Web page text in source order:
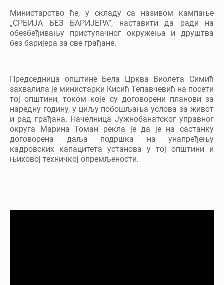
Министарство ће, у складу са називом кампање
„СРБИЈА БЕЗ БАРИЈЕРА”, наставити да ради на
обезбеђивању приступачног окружења и друштва
без баријера за све грађане.
Председница општине Бела Црква Виолета Симић
захвалила је министарки Кисић Тепавчевић на посети
тој општини, током које су договорени планови за
наредну годину, у циљу побошљања услова за живот
и рад грађана. Начелница Јужнобанатског управног
округа Марина Томан рекла је да је на састанку
договорена даља подршка на унапређењу
кадровских капацитета установа у тој општини и
њиховој техничкој опремљености.